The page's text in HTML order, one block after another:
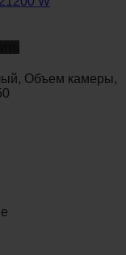
Объем камеры,